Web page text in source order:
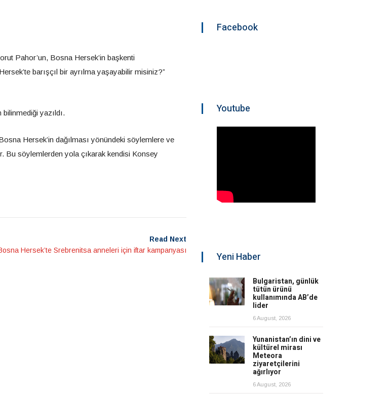
Pahor’un, Bosna Hersek’in başkenti
barışçıl bir ayrılma yaşayabilir misiniz?”
bilinmediği yazıldı.
Hersek’in dağılması yönündeki söylemlere ve
Bu söylemlerden yola çıkarak kendisi Konsey
Read Next
Hersek’te Srebrenitsa anneleri için iftar kampanyası
Facebook
Youtube
Yeni Haber
Bulgaristan, günlük
tütün ürünü
kullanımında AB’de
lider
6 August, 2026
Yunanistan’ın dini ve
kültürel mirası
Meteora
ziyaretçilerini
ağırlıyor
6 August, 2026